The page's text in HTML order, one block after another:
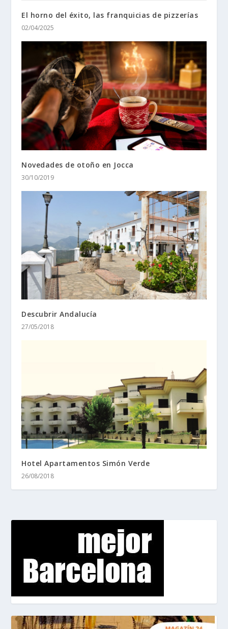
El horno del éxito, las franquicias de pizzerías
02/04/2025
Novedades de otoño en Jocca
30/10/2019
Descubrir Andalucía
27/05/2018
Hotel Apartamentos Simón Verde
26/08/2018